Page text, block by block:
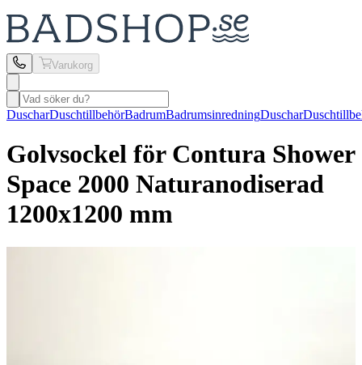
Varukorg
DuscharDuschtillbehörBadrumBadrumsinredningDuschar
Golvsockel för Contura Shower
Space 2000 Naturanodiserad
1200x1200 mm